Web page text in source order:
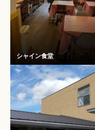
シャイン食堂